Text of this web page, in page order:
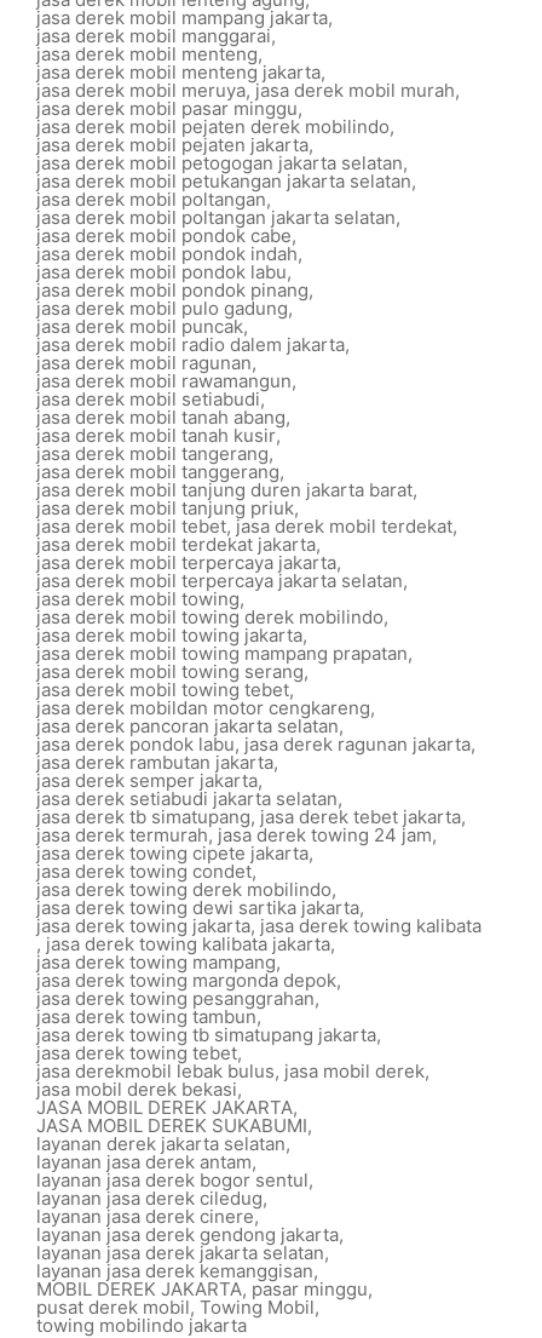
jasa derek mobil mampang jakarta,
jasa derek mobil manggarai,
jasa derek mobil menteng,
jasa derek mobil menteng jakarta,
jasa derek mobil meruya,jasa derek mobil murah,
jasa derek mobil pasar minggu,
jasa derek mobil pejaten derek mobilindo,
jasa derek mobil pejaten jakarta,
jasa derek mobil petogogan jakarta selatan,
jasa derek mobil petukangan jakarta selatan,
jasa derek mobil poltangan,
jasa derek mobil poltangan jakarta selatan,
jasa derek mobil pondok cabe,
jasa derek mobil pondok indah,
jasa derek mobil pondok labu,
jasa derek mobil pondok pinang,
jasa derek mobil pulo gadung,
jasa derek mobil puncak,
jasa derek mobil radio dalem jakarta,
jasa derek mobil ragunan,
jasa derek mobil rawamangun,
jasa derek mobil setiabudi,
jasa derek mobil tanah abang,
jasa derek mobil tanah kusir,
jasa derek mobil tangerang,
jasa derek mobil tanggerang,
jasa derek mobil tanjung duren jakarta barat,
jasa derek mobil tanjung priuk,
jasa derek mobil tebet, jasa derek mobil terdekat,
jasa derek mobil terdekat jakarta,
jasa derek mobil terpercaya jakarta,
jasa derek mobil terpercaya jakarta selatan,
jasa derek mobil towing,
jasa derek mobil towing derek mobilindo,
jasa derek mobil towing jakarta,
jasa derek mobil towing mampang prapatan,
jasa derek mobil towing serang,
jasa derek mobil towing tebet,
jasa derek mobildan motor cengkareng,
jasa derek pancoran jakarta selatan,
jasa derek pondok labu, jasa derek ragunan jakarta,
jasa derek rambutan jakarta,
jasa derek semper jakarta,
jasa derek setiabudi jakarta selatan,
jasa derek tb simatupang, jasa derek tebet jakarta,
jasa derek termurah, jasa derek towing 24 jam,
jasa derek towing cipete jakarta,
jasa derek towing condet,
jasa derek towing derek mobilindo,
jasa derek towing dewi sartika jakarta,
jasa derek towing jakarta, jasa derek towing kalibata
, jasa derek towing kalibata jakarta,
jasa derek towing mampang,
jasa derek towing margonda depok,
jasa derek towing pesanggrahan,
jasa derek towing tambun,
jasa derek towing tb simatupang jakarta,
jasa derek towing tebet,
jasa derekmobil lebak bulus, jasa mobil derek,
jasa mobil derek bekasi,
JASA MOBIL DEREK JAKARTA,
JASA MOBIL DEREK SUKABUMI,
layanan derek jakarta selatan,
layanan jasa derek antam,
layanan jasa derek bogor sentul,
layanan jasa derek ciledug,
layanan jasa derek cinere,
layanan jasa derek gendong jakarta,
layanan jasa derek jakarta selatan,
layanan jasa derek kemanggisan,
MOBIL DEREK JAKARTA, pasar minggu,
pusat derek mobil, Towing Mobil,
towing mobilindo jakarta